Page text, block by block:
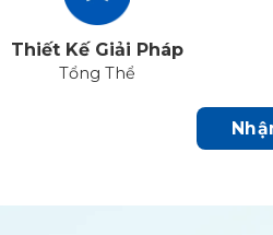
Thiết Kế Giải Pháp
Tổng Thể